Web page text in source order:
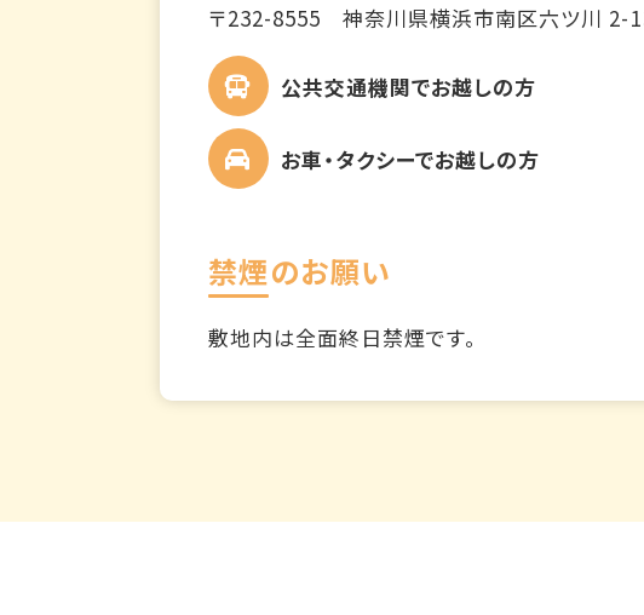
〒232-8555神奈川県横浜市南区六ツ川 2-
公共交通機関でお越しの方
お車・タクシーでお越しの方
禁煙のお願い
敷地内は全面終日禁煙です。